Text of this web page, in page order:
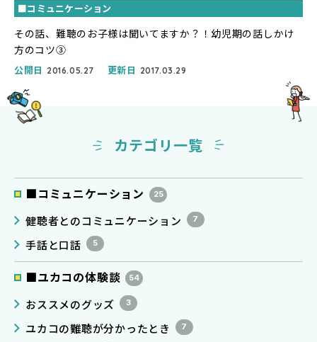
■コミュニケーション
その話、難聴のお子様は聞いてますか？！幼児期の話しかけ
方のコツ③
公開日 2016.05.27 更新日 2017.03.29
カテゴリ一覧
■コミュニケーション 25
健聴者とのコミュニケーション 7
手話と口話 5
■ユカコの体験談 54
おススメのグッズ 3
ユカコの難聴が分かったとき 7